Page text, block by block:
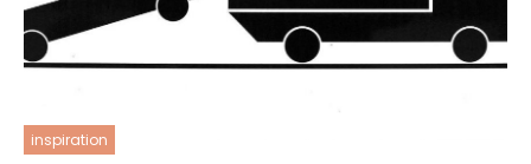
inspiration